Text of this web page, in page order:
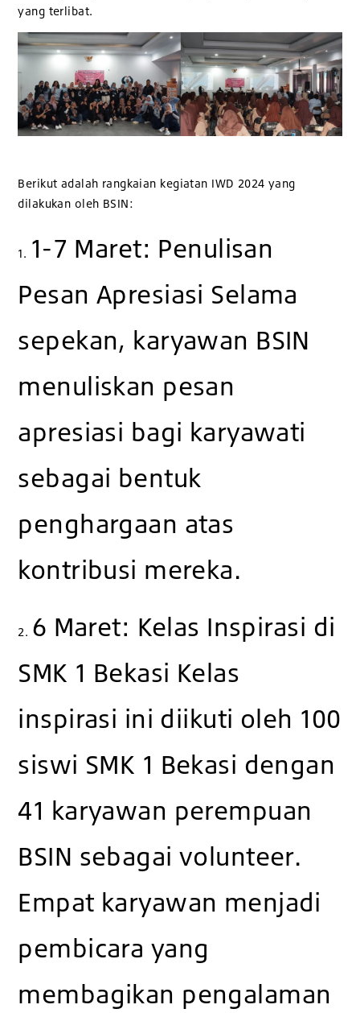
yang terlibat.
Berikut adalah rangkaian kegiatan IWD 2024 yang
dilakukan oleh BSIN:
1. 1-7 Maret: Penulisan
Pesan Apresiasi Selama
sepekan, karyawan BSIN
menuliskan pesan
apresiasi bagi karyawati
sebagai bentuk
penghargaan atas
kontribusi mereka.
2. 6 Maret: Kelas Inspirasi di
SMK 1 Bekasi Kelas
inspirasi ini diikuti oleh 100
siswi SMK 1 Bekasi dengan
41 karyawan perempuan
BSIN sebagai volunteer.
Empat karyawan menjadi
pembicara yang
membagikan pengalaman